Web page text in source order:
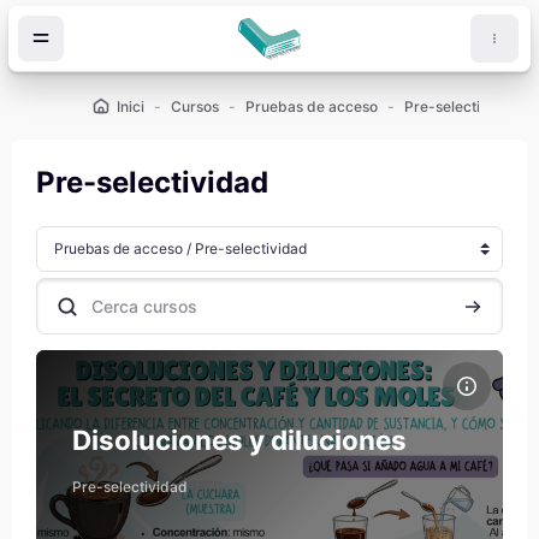
Inici Cursos Pruebas de acceso Pre-selectividad
Pre-selectividad
Categories de cursos
Cerca cursos Cerca
Imatge del curs Disoluciones y diluciones
Imatge del curs
Nom del curs
Disoluciones y diluciones
Pre-selectividad